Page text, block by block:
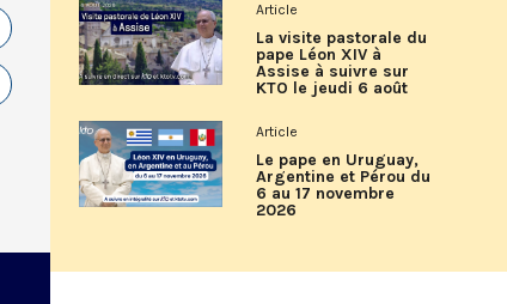
Article
La visite pastorale du
pape Léon XIV à
Assise à suivre sur
KTO le jeudi 6 août
Article
Le pape en Uruguay,
Argentine et Pérou du
6 au 17 novembre
2026